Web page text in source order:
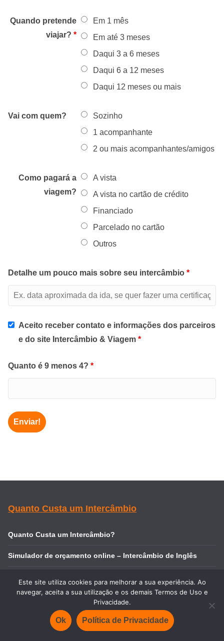
Quando pretende
viajar?*
Em 1 mês
Em até 3 meses
Daqui 3 a 6 meses
Daqui 6 a 12 meses
Daqui 12 meses ou mais
Vai com quem?
Sozinho
1 acompanhante
2 ou mais acompanhantes/amigos
Como pagará a
viagem?
A vista
A vista no cartão de crédito
Financiado
Parcelado no cartão
Outros
Detalhe um pouco mais sobre seu intercâmbio *
Aceito receber contato e informações dos parceiros
e do site Intercâmbio & Viagem*
Quanto é 9 menos 4? *
Quanto Custa um Intercâmbio
Quanto Custa um Intercâmbio?
Simulador de orçamento online – Intercâmbio de Inglês
Intercâmbios mais Baratos
Orçamento Fácil de Intercâmbio: Peça já!
Este site utiliza cookies para melhorar a sua experiência. Ao
navegar, aceita a sua utilização e os demais Termos de Uso e
Privacidade.
Ok Política de Privacidade